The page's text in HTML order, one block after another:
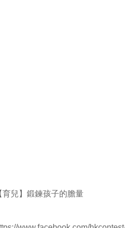
育兒】鍛鍊孩子的膽量